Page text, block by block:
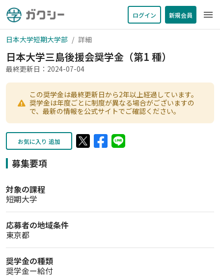
ログイン 新規会員 menu
日本大学短期大学部 詳細
日本大学三島後援会奨学金（第1 種）
最終更新日：2024-07-04
この奨学金は最終更新日から2年以上経過しています。
奨学金は年度ごとに制度が異なる場合がございますの
で、最新の情報を公式サイトでご確認ください。
お気に入り 追加
募集要項
対象の課程
短期大学
応募者の地域条件
東京都
奨学金の種類
奨学金ー給付